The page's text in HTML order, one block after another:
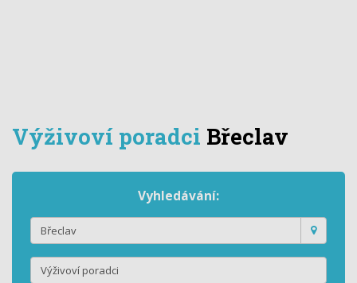
Výživoví poradci Břeclav
Vyhledávání: